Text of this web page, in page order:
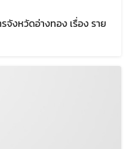
จังหวัดอ่างทอง เรื่อง ราย